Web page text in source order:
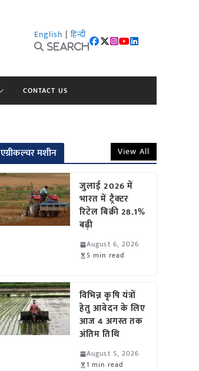
English | हिन्दी
Search
CONTACT US
एग्रीकल्चर मशीन View All
जुलाई 2026 में
भारत में ट्रैक्टर
रिटेल बिक्री 28.1%
बढ़ी
August 6, 2026
5 min read
विभिन्न कृषि यंत्रों
हेतु आवेदन के लिए
आज 4 अगस्त तक
अंतिम तिथि
August 5, 2026
1 min read